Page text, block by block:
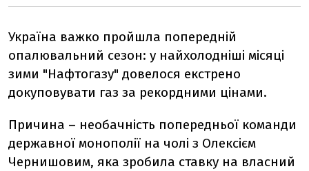
Україна важко пройшла попередній
опалювальний сезон: у найхолодніші місяці
зими "Нафтогазу" довелося екстрено
докуповувати газ за рекордними цінами.
Причина – необачність попередньої команди
державної монополії на чолі з Олексієм
Чернишовим, яка зробила ставку на власний